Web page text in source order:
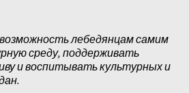
лебедянцам самим
среду, поддерживать
и воспитывать культурных и